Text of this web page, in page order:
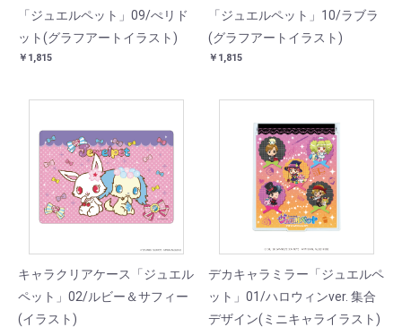
「ジュエルペット」09/ぺリド
ット(グラフアートイラスト)
￥1,815
「ジュエルペット」10/ラブラ
(グラフアートイラスト)
￥1,815
キャラクリアケース「ジュエル
ペット」02/ルビー＆サフィー
(イラスト)
デカキャラミラー「ジュエルペ
ット」01/ハロウィンver. 集合
デザイン(ミニキャライラスト)